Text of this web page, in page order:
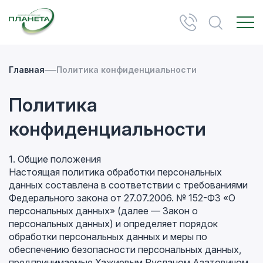
Главная Политика конфиденциальности
Политика
конфиденциальности
1. Общие положения
Настоящая политика обработки персональных
данных составлена в соответствии с требованиями
Федерального закона от 27.07.2006. № 152-ФЗ «О
персональных данных» (далее — Закон о
персональных данных) и определяет порядок
обработки персональных данных и меры по
обеспечению безопасности персональных данных,